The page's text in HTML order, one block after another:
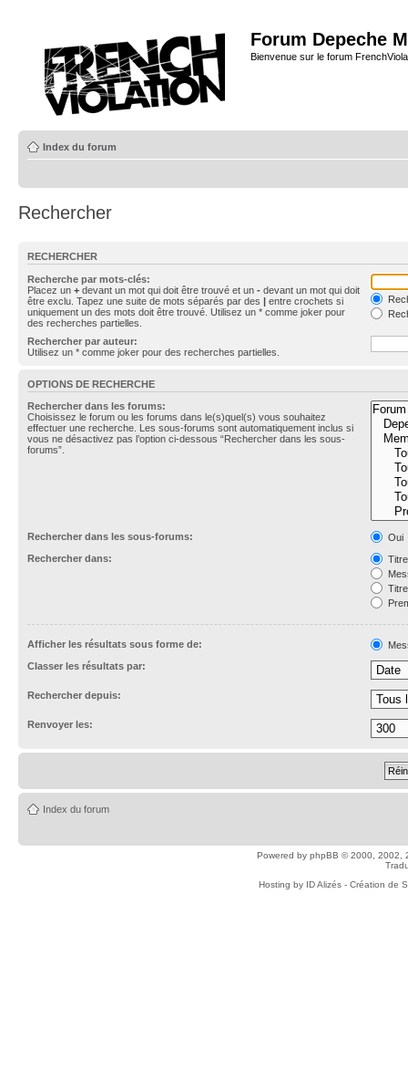
Forum Depeche
Bienvenue sur le forum
Index du forum
Rechercher
RECHERCHER
Recherche par mots-clés:
Placez un + devant un mot qui doit être trouvé et un - devant un mot qui doit
être exclu. Tapez une suite de mots séparés par des | entre crochets si
uniquement un des mots doit être trouvé. Utilisez un * comme joker pour
des recherches partielles.
Rechercher par auteur:
Utilisez un * comme joker pour des recherches partielles.
OPTIONS DE RECHERCHE
Rechercher dans les forums:
Choisissez le forum ou les forums dans le(s)quel(s) vous souhaitez
effectuer une recherche. Les sous-forums sont automatiquement inclus si
vous ne désactivez pas l’option ci-dessous “Rechercher dans les sous-
forums”.
Rechercher dans les sous-forums:
Oui
Rechercher dans:
Afficher les résultats sous forme de:
Classer les résultats par:
Rechercher depuis:
Renvoyer les:
Index du forum
Powered by phpBB © 2000, 2002,
Hosting by ID Alizés - Création de